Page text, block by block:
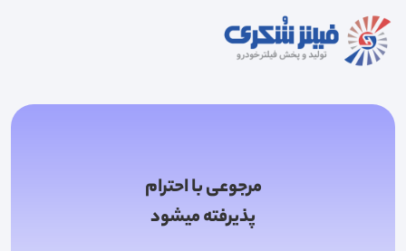
مرجوعی با احترام
پذیرفته میشود